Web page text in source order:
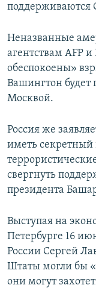
Неназванные
агентствам AFP
обеспокоены»
Вашингтон будет
Москвой.
Россия же
иметь секретный
свергнуть
президента
Выступая на
Петербурге 16
России Сергей
Штаты могли бы
они могут